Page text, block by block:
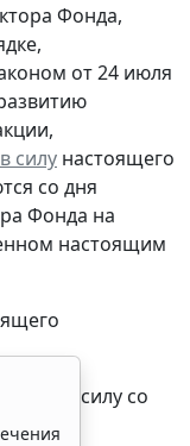
Фонда,
от 24 июля
силу настоящего
со дня
Фонда на
настоящим
в силу со